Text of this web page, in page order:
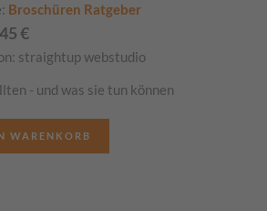
Broschüren Ratgeber
€
straightup webstudio
- und was sie tun können